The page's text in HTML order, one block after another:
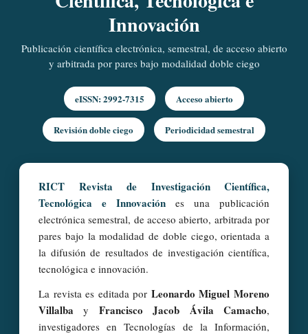
Innovación
Publicación científica electrónica, semestral, de acceso abierto
y arbitrada por pares bajo modalidad doble ciego
eISSN: 2992-7315 Acceso abierto
Revisión doble ciego Periodicidad semestral
RICT Revista de Investigación Científica,
Tecnológica e Innovación es una publicación
electrónica semestral, de acceso abierto, arbitrada por
pares bajo la modalidad de doble ciego, orientada a
la difusión de resultados de investigación científica,
tecnológica e innovación.
La revista es editada por Leonardo Miguel Moreno
Villalba y Francisco Jacob Ávila Camacho,
investigadores en Tecnologías de la Información,